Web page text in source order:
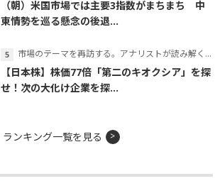
（朝）米国市場では主要3指数がまちまち 中
東情勢を巡る懸念の後退...
市場のテーマを再訪する。アナリストが読み解くテーマの本質
【日本株】株価77倍「第二のキオクシア」を探
せ！次の大化け企業を探...
ランキング一覧を見る